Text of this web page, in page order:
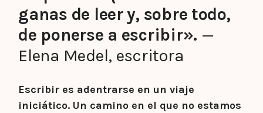
ganas de leer y, sobre todo,
de ponerse a escribir». —
Elena Medel, escritora
Escribir es adentrarse en un viaje
iniciático. Un camino en el que no estamos